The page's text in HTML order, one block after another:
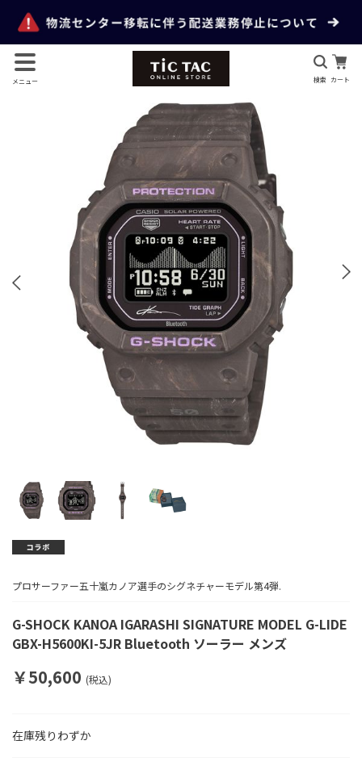
メニュー 検索 カート
G-SHOCK KANOA IGARASHI SIGNATURE MODEL G-LIDE
GBX-H5600KI-5JR Bluetooth ソーラー メンズ
プロサーファー五十嵐カノア選手のシグネチャーモデル第4弾.
￥50,600 (税込)
在庫残りわずか